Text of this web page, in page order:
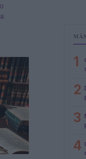
1
2
3
4